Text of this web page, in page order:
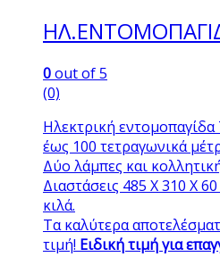
0out of 5
(0)
Ηλεκτρική
έως 100 τετραγωνικά
Δύο λάμπες και
Διαστάσεις 485 X 310 X
κιλά.
Tα καλύτερα
τιμή! Ειδική τιμή για